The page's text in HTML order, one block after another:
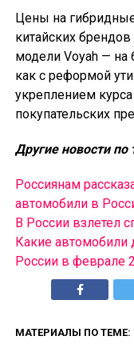
Цены на
китайских
модели Voyah — на
как с реформой
укреплением
покупательских
Другие новости по
Россиянам
автомобили в
В России взлетел
Какие
России в феврале
МАТЕРИАЛЫ ПО ТЕМЕ: